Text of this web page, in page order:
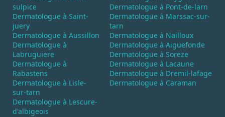
sulpice
Dermatologue à Saint-
juery
Dermatologue à Aussillon
Dermatologue à
Labruguiere
Dermatologue à
Rabastens
Dermatologue à Lisle-
sur-tarn
Dermatologue à Lescure-
d'albigeois
Dermatologue à Pont-de-larn
Dermatologue à Marssac-sur-
tarn
Dermatologue à Nailloux
Dermatologue à Aiguefonde
Dermatologue à Soreze
Dermatologue à Lacaune
Dermatologue à Dremil-lafage
Dermatologue à Caraman